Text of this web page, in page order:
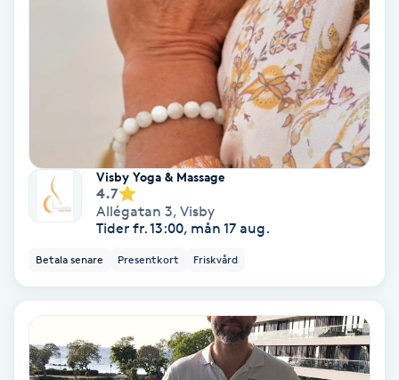
Hårborttagning
Hårbottenbehandling
Hårförlängning
Hårvård
Idrottsmassage
Visby Yoga & Massage
4.7
Allégatan 3, Visby
Tider fr. 13:00, mån 17 aug.
Betala senare Presentkort Friskvård